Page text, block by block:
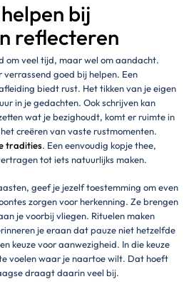
bij
reflecteren
veel tijd, maar wel om aandacht.
verrassend goed bij helpen. Een
biedt rust. Het tikken van je eigen
in je gedachten. Ook schrijven kan
wat je bezighoudt, komt er ruimte in
creëren van vaste rustmomenten.
tradities. Een eenvoudig kopje thee,
tot iets natuurlijks maken.
geef je jezelf toestemming om even
zorgen voor herkenning. Ze brengen
je voorbij vliegen. Rituelen maken
je eraan dat pauze niet hetzelfde
keuze voor aanwezigheid. In die keuze
voelen waar je naartoe wilt. Dat hoeft
draagt daarin veel bij.